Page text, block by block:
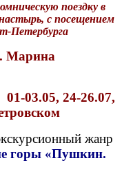
поездку в
с посещением
Петербурга
Марина
01-03.05, 24-26.07,
жанр
горы «Пушкин.